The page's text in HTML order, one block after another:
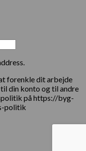
forenkle dit arbejde
din konto og til andre
på https://byg-
politik